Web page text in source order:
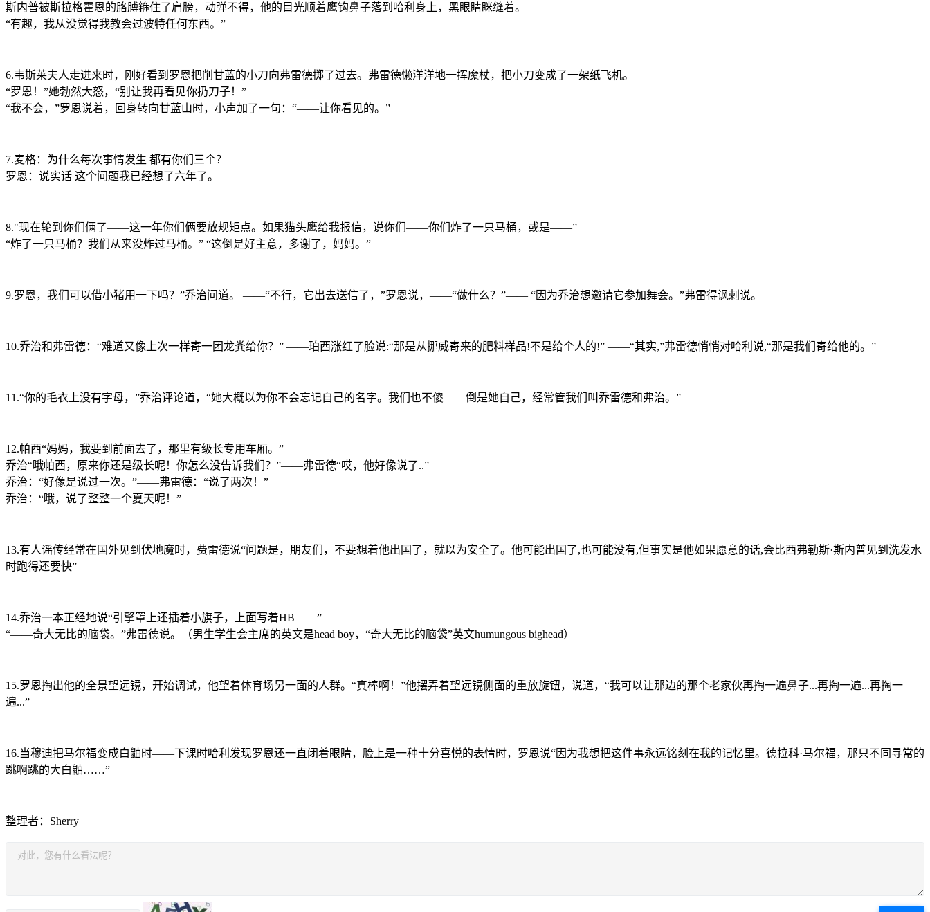
斯内普被斯拉格霍恩的胳膊箍住了肩膀，动弹不得，他的目光顺着鹰钩鼻子落到哈利身上，黑眼睛眯缝着。
“有趣，我从没觉得我教会过波特任何东西。”
6.韦斯莱夫人走进来时，刚好看到罗恩把削甘蓝的小刀向弗雷德掷了过去。弗雷德懒洋洋地一挥魔杖，把小刀变成了一架纸飞机。
“罗恩！”她勃然大怒，“别让我再看见你扔刀子！”
“我不会，”罗恩说着，回身转向甘蓝山时，小声加了一句：“——让你看见的。”
7.麦格：为什么每次事情发生 都有你们三个？
罗恩：说实话 这个问题我已经想了六年了。
8."现在轮到你们俩了——这一年你们俩要放规矩点。如果猫头鹰给我报信，说你们——你们炸了一只马桶，或是——”
“炸了一只马桶？我们从来没炸过马桶。” “这倒是好主意，多谢了，妈妈。”
9.罗恩，我们可以借小猪用一下吗？”乔治问道。 ——“不行，它出去送信了，”罗恩说，——“做什么？”—— “因为乔治想邀请它参加舞会。”弗雷得讽刺说。
10.乔治和弗雷德：“难道又像上次一样寄一团龙粪给你？” ——珀西涨红了脸说:“那是从挪威寄来的肥料样品!不是给个人的!” ——“其实,”弗雷德悄悄对哈利说,“那是我们寄给他的。”
11.“你的毛衣上没有字母，”乔治评论道，“她大概以为你不会忘记自己的名字。我们也不傻——倒是她自己，经常管我们叫乔雷德和弗治。”
12.帕西“妈妈，我要到前面去了，那里有级长专用车厢。”
乔治“哦帕西，原来你还是级长呢！你怎么没告诉我们？”——弗雷德“哎，他好像说了..”
乔治：“好像是说过一次。”——弗雷德：“说了两次！”
乔治：“哦，说了整整一个夏天呢！”
13.有人谣传经常在国外见到伏地魔时，费雷德说“问题是，朋友们，不要想着他出国了，就以为安全了。他可能出国了,也可能没有,但事实是他如果愿意的话,会比西弗勒斯·斯内普见到洗发水
时跑得还要快”
14.乔治一本正经地说“引擎罩上还插着小旗子，上面写着HB——”
“——奇大无比的脑袋。”弗雷德说。（男生学生会主席的英文是head boy，“奇大无比的脑袋”英文humungous bighead）
15.罗恩掏出他的全景望远镜，开始调试，他望着体育场另一面的人群。“真棒啊！”他摆弄着望远镜侧面的重放旋钮，说道，“我可以让那边的那个老家伙再掏一遍鼻子...再掏一遍...再掏一
遍...”
16.当穆迪把马尔福变成白鼬时——下课时哈利发现罗恩还一直闭着眼睛，脸上是一种十分喜悦的表情时，罗恩说“因为我想把这件事永远铭刻在我的记忆里。德拉科·马尔福，那只不同寻常的
跳啊跳的大白鼬……”
整理者：Sherry